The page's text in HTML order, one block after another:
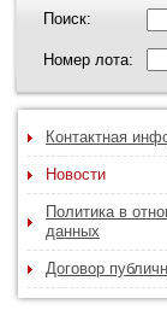
Поиск:
Номер лота:
Контактная
Новости
Политика в
данных
Договор